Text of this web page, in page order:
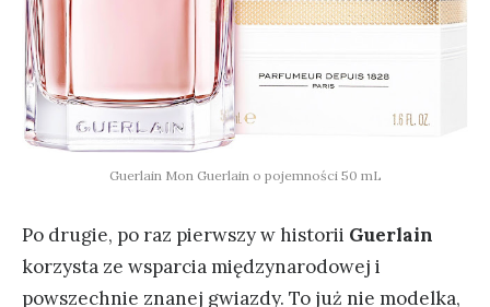
Guerlain Mon Guerlain o pojemności 50 mL
Po drugie, po raz pierwszy w historii Guerlain
korzysta ze wsparcia międzynarodowej i
powszechnie znanej gwiazdy. To już nie modelka,